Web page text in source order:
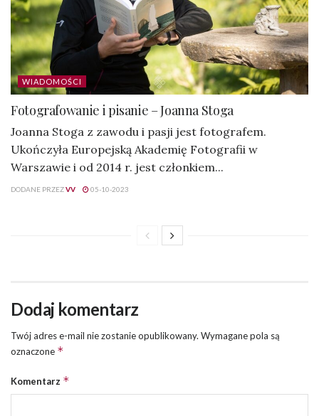
WIADOMOŚCI
Fotografowanie i pisanie – Joanna Stoga
Joanna Stoga z zawodu i pasji jest fotografem.
Ukończyła Europejską Akademię Fotografii w
Warszawie i od 2014 r. jest członkiem...
DODANE PRZEZVV 05-10-2023
Dodaj komentarz
Twój adres e-mail nie zostanie opublikowany. Wymagane pola są
oznaczone *
Komentarz *